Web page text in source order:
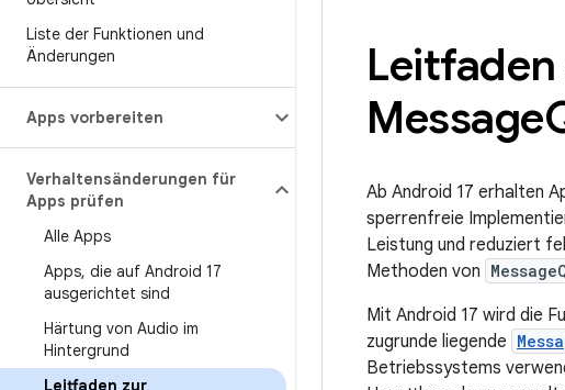
Liste der Funktionen und
Änderungen
Apps vorbereiten
Verhaltensänderungen für
Apps prüfen
Alle Apps
Apps, die auf Android 17
ausgerichtet sind
Härtung von Audio im
Hintergrund
Leitfaden zur
Message
Ab Android 17 erhalten
sperrenfreie
Leistung und reduziert
Methoden von
Mit Android 17 wird die
zugrunde liegende
Betriebssystems